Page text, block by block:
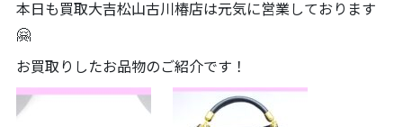
本日も買取大吉松山古川椿店は元気に営業しております
🤗
お買取りしたお品物のご紹介です！